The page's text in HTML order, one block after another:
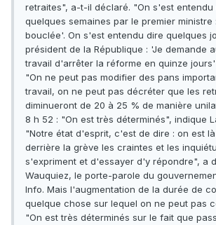
retraites", a-t-il déclaré. "On s'est entendu
quelques semaines par le premier
bouclée'. On s'est entendu dire quelques
président de la République : 'Je demande
travail d'arrêter la réforme en quinze
"On ne peut pas modifier des pans
travail, on ne peut pas décréter que les
diminueront de 20 à 25 % de manière
8 h 52 : "On est très déterminés", indique
"Notre état d'esprit, c'est de dire : on est
derrière la grève les craintes et les
s'expriment et d'essayer d'y répondre", a
Wauquiez, le porte-parole du
Info. Mais l'augmentation de la durée de
quelque chose sur lequel on ne peut pas
"On est très déterminés sur le fait que